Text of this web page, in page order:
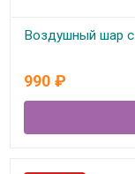
Воздушный шар
990 ₽